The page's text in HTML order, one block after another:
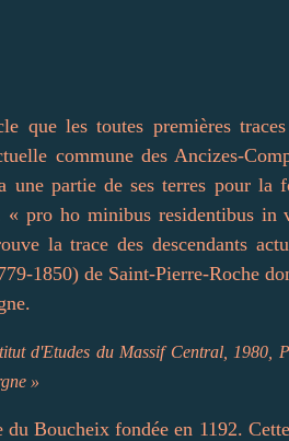
que les toutes premières
commune des Ancizes-
une partie de ses terres pour la
« pro ho minibus residentibus
la trace des descendants
1850) de Saint-Pierre-Roche
d'Etudes du Massif Central, 1980,
»
du Boucheix fondée en 1192.